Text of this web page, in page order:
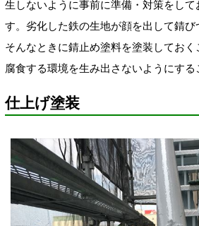
生しないように事前に準備・対策をし
す。劣化した鉄の生地が顔を出して錆び
そんなときに錆止め塗料を塗装してお
腐食する環境を生み出さないようにする
仕上げ塗装